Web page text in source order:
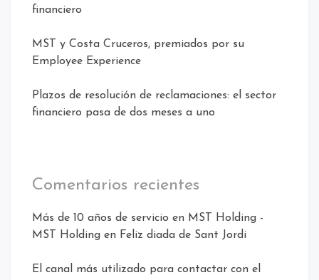
financiero
MST y Costa Cruceros, premiados por su
Employee Experience
Plazos de resolución de reclamaciones: el sector
financiero pasa de dos meses a uno
Comentarios recientes
Más de 10 años de servicio en MST Holding -
MST Holding en Feliz diada de Sant Jordi
El canal más utilizado para contactar con el